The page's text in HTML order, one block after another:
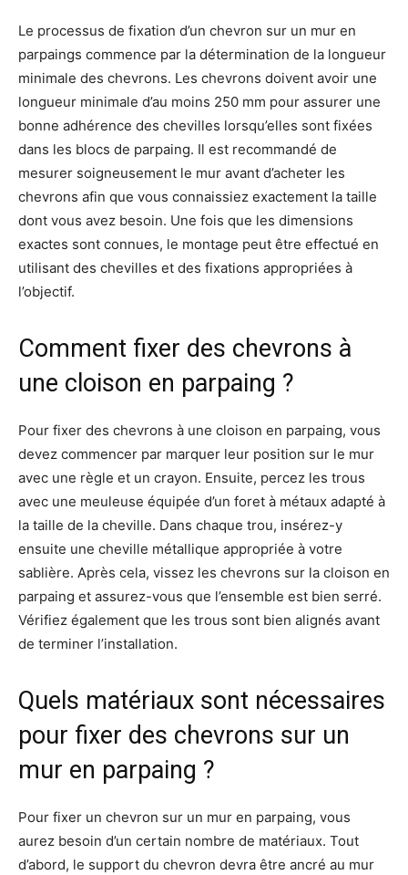
Le processus de fixation d’un chevron sur un mur en
parpaings commence par la détermination de la longueur
minimale des chevrons. Les chevrons doivent avoir une
longueur minimale d’au moins 250 mm pour assurer une
bonne adhérence des chevilles lorsqu’elles sont fixées
dans les blocs de parpaing. Il est recommandé de
mesurer soigneusement le mur avant d’acheter les
chevrons afin que vous connaissiez exactement la taille
dont vous avez besoin. Une fois que les dimensions
exactes sont connues, le montage peut être effectué en
utilisant des chevilles et des fixations appropriées à
l’objectif.
Comment fixer des chevrons à
une cloison en parpaing ?
Pour fixer des chevrons à une cloison en parpaing, vous
devez commencer par marquer leur position sur le mur
avec une règle et un crayon. Ensuite, percez les trous
avec une meuleuse équipée d’un foret à métaux adapté à
la taille de la cheville. Dans chaque trou, insérez-y
ensuite une cheville métallique appropriée à votre
sablière. Après cela, vissez les chevrons sur la cloison en
parpaing et assurez-vous que l’ensemble est bien serré.
Vérifiez également que les trous sont bien alignés avant
de terminer l’installation.
Quels matériaux sont nécessaires
pour fixer des chevrons sur un
mur en parpaing ?
Pour fixer un chevron sur un mur en parpaing, vous
aurez besoin d’un certain nombre de matériaux. Tout
d’abord, le support du chevron devra être ancré au mur